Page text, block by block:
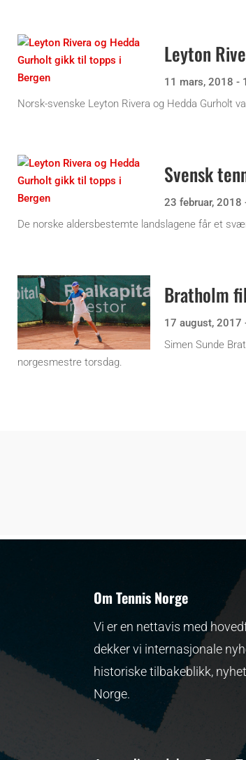
Leyton
11 mars, 2018 -
Norsk-svenske Leyton Rivera og Hedda Gurholt
Svensk
23 februar, 2018
De norske aldersbestemte landslagene får et
Bratholm
17 august, 2017
Simen Sunde
norgesmestre torsdag.
Om Tennis Norge
Vi er en nettavis med
dekker vi internasjonale
historiske tilbakeblikk,
Norge.